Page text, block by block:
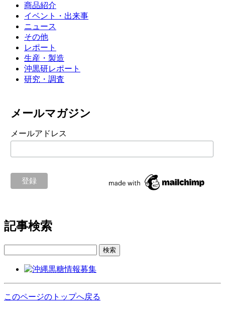
商品紹介
イベント・出来事
ニュース
その他
レポート
生産・製造
沖黒研レポート
研究・調査
メールマガジン
メールアドレス
記事検索
検索
このページのトップへ戻る